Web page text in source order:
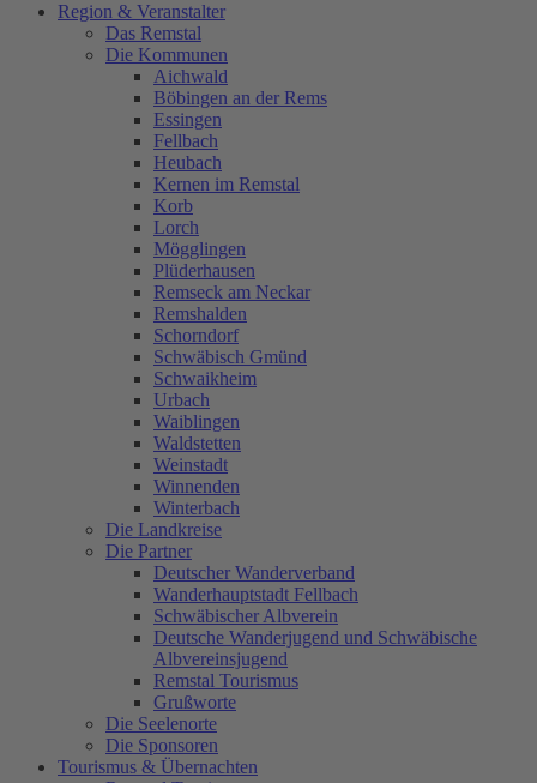
Region & Veranstalter
Das Remstal
Die Kommunen
Aichwald
Böbingen an der Rems
Essingen
Fellbach
Heubach
Kernen im Remstal
Korb
Lorch
Mögglingen
Plüderhausen
Remseck am Neckar
Remshalden
Schorndorf
Schwäbisch Gmünd
Schwaikheim
Urbach
Waiblingen
Waldstetten
Weinstadt
Winnenden
Winterbach
Die Landkreise
Die Partner
Deutscher Wanderverband
Wanderhauptstadt Fellbach
Schwäbischer Albverein
Deutsche Wanderjugend und Schwäbische
Albvereinsjugend
Remstal Tourismus
Grußworte
Die Seelenorte
Die Sponsoren
Tourismus & Übernachten